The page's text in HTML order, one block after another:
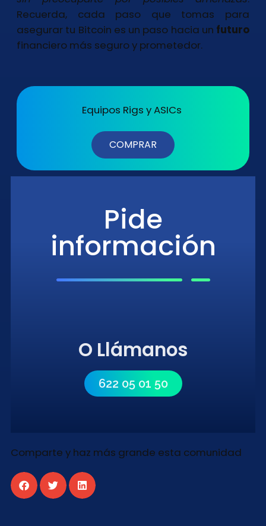
Recuerda, cada paso que tomas para
asegurar tu Bitcoin es un paso hacia un futuro
financiero más seguro y prometedor.
Equipos Rigs y ASICs
COMPRAR
Pide
información
O Llámanos
622 05 01 50
Comparte y haz más grande esta comunidad